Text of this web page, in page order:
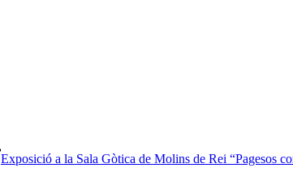
Exposició a la Sala Gòtica de Molins de Rei “Pagesos